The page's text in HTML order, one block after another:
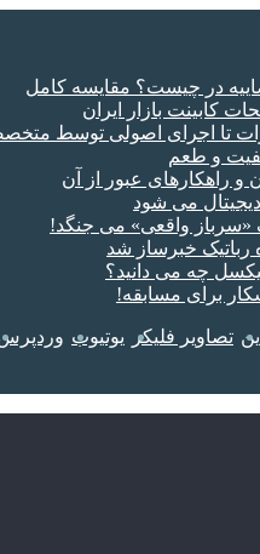
در چیست؟ مقایسه کامل
تا اجرای اصولی توسط
و طعم
و راهکارهای عبور از آن
دیجیتال می شود
«سرباز واقعی» می‌ جنگد!
رباتیک خبرساز شد
چه می دانید؟
برای مسابقه!
تصاویر فلیکر یوتیوب